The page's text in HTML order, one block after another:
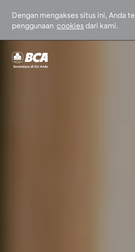
Dengan mengakses situs ini, Anda
penggunaan cookies dari kami.